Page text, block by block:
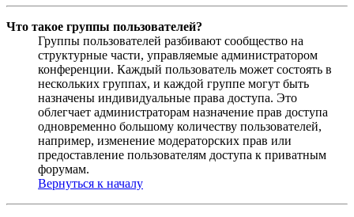
Что такое группы пользователей?
Группы пользователей разбивают сообщество на
структурные части, управляемые администратором
конференции. Каждый пользователь может состоять в
нескольких группах, и каждой группе могут быть
назначены индивидуальные права доступа. Это
облегчает администраторам назначение прав доступа
одновременно большому количеству пользователей,
например, изменение модераторских прав или
предоставление пользователям доступа к приватным
форумам.
Вернуться к началу